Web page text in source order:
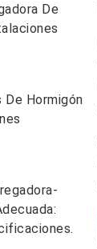
De
De Hormigón